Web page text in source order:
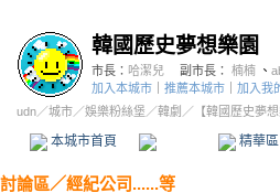
韓國歷史夢想樂園
市長： 哈潔兒 副市長： 楠楠 、
加入本城市
推薦本城市 加入我
udn／城市／娛樂粉絲堡 ／韓劇 ／ 【韓國歷史夢
本城市首頁 精華區
討論區／經紀公司......等